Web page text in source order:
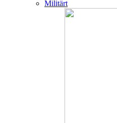
Militärt